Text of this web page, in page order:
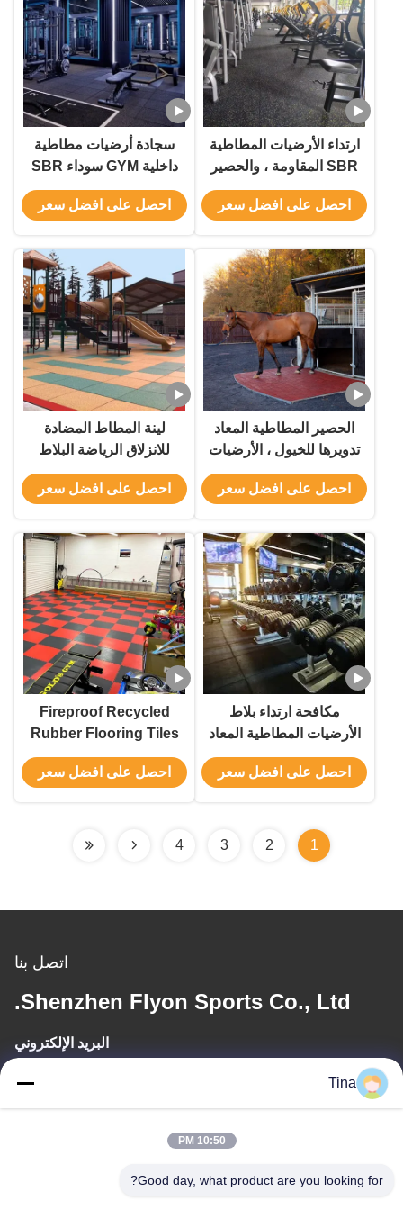
ارتداء الأرضيات المطاطية
SBR المقاومة ، والحصير
المطاطي للجيم الأزرق
الأسود الأحمر اللون
احصل على افضل سعر
سجادة أرضيات مطاطية
داخلية GYM سوداء SBR
مع سطح منقط EPDM
احصل على افضل سعر
الحصير المطاطية المعاد
تدويرها للخيول ، الأرضيات
المطاطية المضادة للانزلاق
مع 4. سمك 5 سم
احصل على افضل سعر
لينة المطاط المضادة
للانزلاق الرياضة البلاط
امتصاص الصدمات في
الهواء الطلق
احصل على افضل سعر
مكافحة ارتداء بلاط
الأرضيات المطاطية المعاد
تدويرها لمركز اللياقة البدنية
الصالة الرياضية ODM
احصل على افضل سعر
Fireproof Recycled
Rubber Flooring Tiles
With Composite Layer
Anti Wear Surface
احصل على افضل سعر
1
2
3
4
اتصل بنا
Shenzhen Flyon Sports Co., Ltd.
البريد الإلكتروني
joe@flyonsport.com/info@flyonsport.com
Tina
10:50 PM
Good day, what product are you looking for?